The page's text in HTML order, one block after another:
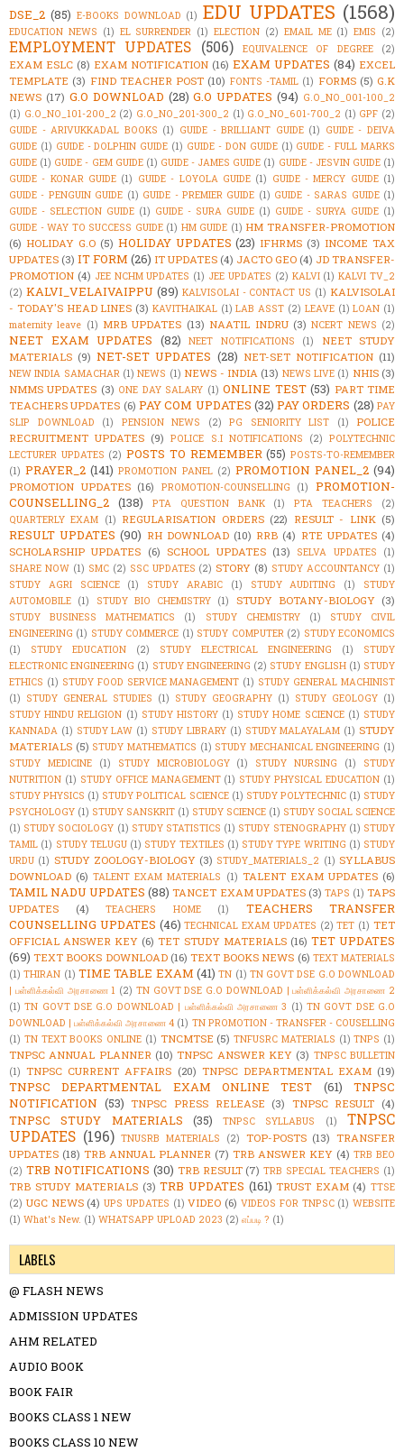
DSE_2 (85) E-BOOKS DOWNLOAD (1) EDU UPDATES (1568)
EDUCATION NEWS (1) EL SURRENDER (1) ELECTION (2) EMAIL ME (1) EMIS (2)
EMPLOYMENT UPDATES (506) EQUIVALENCE OF DEGREE (2)
EXAM ESLC (8) EXAM NOTIFICATION (16) EXAM UPDATES (84) EXCEL
TEMPLATE (3) FIND TEACHER POST (10) FONTS -TAMIL (1) FORMS (5) G.K
NEWS (17) G.O DOWNLOAD (28) G.O UPDATES (94) G.O_NO_001-100_2
(1) G.O_NO_101-200_2 (2) G.O_NO_201-300_2 (1) G.O_NO_601-700_2 (1) GPF (2)
GUIDE - ARIVUKKADAL BOOKS (1) GUIDE - BRILLIANT GUIDE (1) GUIDE - DEIVA
GUIDE (1) GUIDE - DOLPHIN GUIDE (1) GUIDE - DON GUIDE (1) GUIDE - FULL MARKS
GUIDE (1) GUIDE - GEM GUIDE (1) GUIDE - JAMES GUIDE (1) GUIDE - JESVIN GUIDE (1)
GUIDE - KONAR GUIDE (1) GUIDE - LOYOLA GUIDE (1) GUIDE - MERCY GUIDE (1)
GUIDE - PENGUIN GUIDE (1) GUIDE - PREMIER GUIDE (1) GUIDE - SARAS GUIDE (1)
GUIDE - SELECTION GUIDE (1) GUIDE - SURA GUIDE (1) GUIDE - SURYA GUIDE (1)
GUIDE - WAY TO SUCCESS GUIDE (1) HM GUIDE (1) HM TRANSFER-PROMOTION
(6) HOLIDAY G.O (5) HOLIDAY UPDATES (23) IFHRMS (3) INCOME TAX
UPDATES (3) IT FORM (26) IT UPDATES (4) JACTO GEO (4) JD TRANSFER-
PROMOTION (4) JEE NCHM UPDATES (1) JEE UPDATES (2) KALVI (1) KALVI TV_2
(2) KALVI_VELAIVAIPPU (89) KALVISOLAI - CONTACT US (1) KALVISOLAI
- TODAY'S HEAD LINES (3) KAVITHAIKAL (1) LAB ASST (2) LEAVE (1) LOAN (1)
maternity leave (1) MRB UPDATES (13) NAATIL INDRU (3) NCERT NEWS (2)
NEET EXAM UPDATES (82) NEET NOTIFICATIONS (1)
NEET STUDY
MATERIALS (9) NET-SET UPDATES (28) NET-SET NOTIFICATION (11)
NEW INDIA SAMACHAR (1) NEWS (1) NEWS - INDIA (13) NEWS LIVE (1) NHIS (3)
NMMS UPDATES (3) ONE DAY SALARY (1) ONLINE TEST (53) PART TIME
TEACHERS UPDATES (6) PAY COM UPDATES (32) PAY ORDERS (28) PAY
SLIP DOWNLOAD
(1) PENSION NEWS (2) PG SENIORITY LIST (1)
POLICE
RECRUITMENT UPDATES (9) POLICE S.I NOTIFICATIONS (2) POLYTECHNIC
LECTURER UPDATES (2) POSTS TO REMEMBER (55) POSTS-TO-REMEMBER
(1) PRAYER_2 (141) PROMOTION PANEL (2) PROMOTION PANEL_2 (94)
PROMOTION UPDATES (16) PROMOTION-COUNSELLING (1)
PROMOTION-
COUNSELLING_2 (138) PTA QUESTION BANK (1) PTA TEACHERS
(2)
QUARTERLY EXAM (1) REGULARISATION ORDERS (22) RESULT - LINK (5)
RESULT UPDATES (90) RH DOWNLOAD (10) RRB (4) RTE UPDATES (4)
SCHOLARSHIP UPDATES (6) SCHOOL UPDATES (13) SELVA UPDATES
(1)
SHARE NOW (1) SMC (2) SSC UPDATES (2) STORY (8) STUDY ACCOUNTANCY (1)
STUDY AGRI SCIENCE
(1) STUDY ARABIC (1) STUDY AUDITING (1)
STUDY
AUTOMOBILE (1) STUDY BIO CHEMISTRY (1) STUDY BOTANY-BIOLOGY (3)
STUDY BUSINESS MATHEMATICS (1) STUDY CHEMISTRY (1)
STUDY CIVIL
ENGINEERING (1) STUDY COMMERCE (1) STUDY COMPUTER (2) STUDY ECONOMICS
(1)
STUDY EDUCATION (2) STUDY ELECTRICAL ENGINEERING (1)
STUDY
ELECTRONIC ENGINEERING (1) STUDY ENGINEERING (2) STUDY ENGLISH (1) STUDY
ETHICS (1) STUDY FOOD SERVICE MANAGEMENT (1) STUDY GENERAL MACHINIST
(1) STUDY GENERAL STUDIES (1) STUDY GEOGRAPHY (1) STUDY GEOLOGY (1)
STUDY HINDU RELIGION (1) STUDY HISTORY (1) STUDY HOME SCIENCE (1) STUDY
KANNADA (1) STUDY LAW (1) STUDY LIBRARY (1) STUDY MALAYALAM (1) STUDY
MATERIALS (5) STUDY MATHEMATICS (1) STUDY MECHANICAL ENGINEERING (1)
STUDY MEDICINE
(1) STUDY MICROBIOLOGY (1) STUDY NURSING (1)
STUDY
NUTRITION (1) STUDY OFFICE MANAGEMENT (1) STUDY PHYSICAL EDUCATION (1)
STUDY PHYSICS (1) STUDY POLITICAL SCIENCE (1) STUDY POLYTECHNIC (1) STUDY
PSYCHOLOGY (1) STUDY SANSKRIT (1) STUDY SCIENCE (1) STUDY SOCIAL SCIENCE
(1) STUDY SOCIOLOGY (1) STUDY STATISTICS (1) STUDY STENOGRAPHY (1) STUDY
TAMIL (1) STUDY TELUGU (1) STUDY TEXTILES (1) STUDY TYPE WRITING (1) STUDY
URDU (1) STUDY ZOOLOGY-BIOLOGY (3) STUDY_MATERIALS_2 (1) SYLLABUS
DOWNLOAD (6) TALENT EXAM MATERIALS (1) TALENT EXAM UPDATES (6)
TAMIL NADU UPDATES (88) TANCET EXAM UPDATES (3) TAPS (1) TAPS
UPDATES
(4) TEACHERS HOME (1)
TEACHERS TRANSFER
COUNSELLING UPDATES (46) TECHNICAL EXAM UPDATES (2) TET (1) TET
OFFICIAL ANSWER KEY (6) TET STUDY MATERIALS (16) TET UPDATES
(69) TEXT BOOKS DOWNLOAD (16) TEXT BOOKS NEWS (6) TEXT MATERIALS
(1) THIRAN (1) TIME TABLE EXAM (41) TN (1) TN GOVT DSE G.O DOWNLOAD
| பள்ளிக்கல்வி அரசாணை 1 (2) TN GOVT DSE G.O DOWNLOAD | பள்ளிக்கல்வி அரசாணை 2
(1) TN GOVT DSE G.O DOWNLOAD | பள்ளிக்கல்வி அரசாணை 3 (1) TN GOVT DSE G.O
DOWNLOAD | பள்ளிக்கல்வி அரசாணை 4 (1) TN PROMOTION - TRANSFER - COUSELLING
(1) TN TEXT BOOKS ONLINE (1) TNCMTSE (5) TNFUSRC MATERIALS (1) TNPS (1)
TNPSC ANNUAL PLANNER (10) TNPSC ANSWER KEY (3) TNPSC BULLETIN
(1) TNPSC CURRENT AFFAIRS (20) TNPSC DEPARTMENTAL EXAM (19)
TNPSC DEPARTMENTAL EXAM ONLINE TEST (61)
TNPSC
NOTIFICATION (53) TNPSC PRESS RELEASE (3) TNPSC RESULT (4)
TNPSC STUDY MATERIALS (35) TNPSC SYLLABUS (1)
TNPSC
UPDATES (196) TNUSRB MATERIALS (2) TOP-POSTS (13) TRANSFER
UPDATES (18) TRB ANNUAL PLANNER (7) TRB ANSWER KEY (4) TRB BEO
(2) TRB NOTIFICATIONS (30) TRB RESULT (7) TRB SPECIAL TEACHERS (1)
TRB STUDY MATERIALS (3) TRB UPDATES (161) TRUST EXAM (4) TTSE
(2) UGC NEWS (4) UPS UPDATES (1) VIDEO (6) VIDEOS FOR TNPSC (1) WEBSITE
(1) What's New. (1) WHATSAPP UPLOAD 2023 (2) எப்படி ? (1)
LABELS
@ FLASH NEWS
ADMISSION UPDATES
AHM RELATED
AUDIO BOOK
BOOK FAIR
BOOKS CLASS 1 NEW
BOOKS CLASS 10 NEW